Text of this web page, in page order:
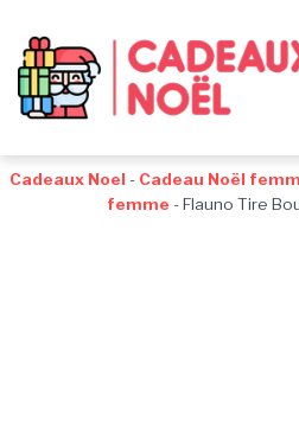
navigation
au
contenu
au
pied
de
Cadeaux Noel - Cadeau Noël
femme -Flauno Tire